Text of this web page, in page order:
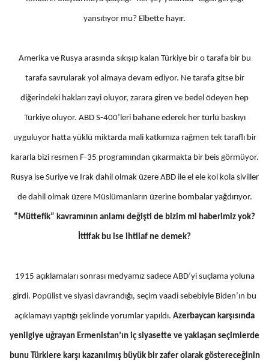
yansıtıyor mu? Elbette hayır.
Amerika ve Rusya arasında sıkışıp kalan Türkiye bir o tarafa bir bu
tarafa savrularak yol almaya devam ediyor. Ne tarafa gitse bir
diğerindeki hakları zayi oluyor, zarara giren ve bedel ödeyen hep
Türkiye oluyor. ABD S-400’leri bahane ederek her türlü baskıyı
uyguluyor hatta yüklü miktarda mali katkımıza rağmen tek taraflı bir
kararla bizi resmen F-35 programından çıkarmakta bir beis görmüyor.
Rusya ise Suriye ve Irak dahil olmak üzere ABD ile el ele kol kola siviller
de dahil olmak üzere Müslümanların üzerine bombalar yağdırıyor.
“Müttefik” kavramının anlamı değişti de bizim mi haberimiz yok?
İttifak bu ise ihtilaf ne demek?
1915 açıklamaları sonrası medyamız sadece ABD’yi suçlama yoluna
girdi. Popülist ve siyasi davrandığı, seçim vaadi sebebiyle Biden’ın bu
açıklamayı yaptığı şeklinde yorumlar yapıldı. Azerbaycan karşısında
yenilgiye uğrayan Ermenistan’ın iç siyasette ve yaklaşan seçimlerde
bunu Türklere karşı kazanılmış büyük bir zafer olarak göstereceğinin